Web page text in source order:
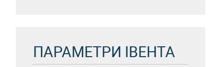
ПАРАМЕТРИ ІВЕНТА